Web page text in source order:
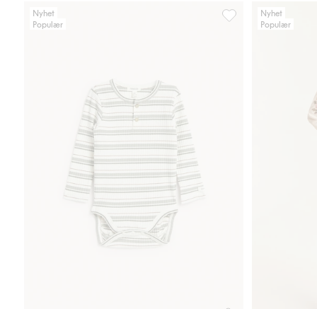
Nyhet
Populær
Stripete
Nyhet
Populær